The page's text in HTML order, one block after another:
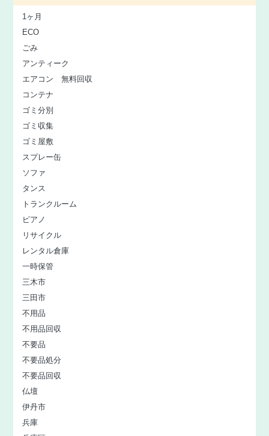
1ヶ月
ECO
ごみ
アンティーク
エアコン 無料回収
コンテナ
ゴミ分別
ゴミ収集
ゴミ屋敷
スプレー缶
ソファ
タンス
トランクルーム
ピアノ
リサイクル
レンタル倉庫
一時保管
三木市
三田市
不用品
不用品回収
不要品
不要品処分
不要品回収
仏壇
伊丹市
兵庫